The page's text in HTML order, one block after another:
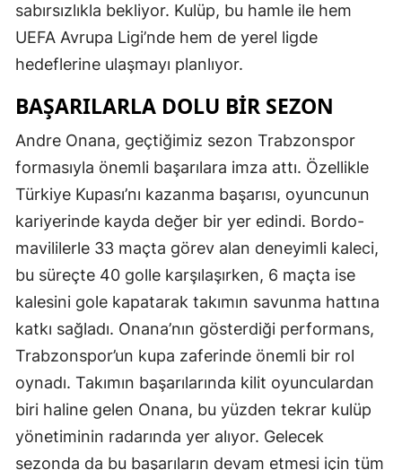
sabırsızlıkla bekliyor. Kulüp, bu hamle ile hem
UEFA Avrupa Ligi’nde hem de yerel ligde
hedeflerine ulaşmayı planlıyor.
BAŞARILARLA DOLU BIR SEZON
Andre Onana, geçtiğimiz sezon Trabzonspor
formasıyla önemli başarılara imza attı. Özellikle
Türkiye Kupası’nı kazanma başarısı, oyuncunun
kariyerinde kayda değer bir yer edindi. Bordo-
mavililerle 33 maçta görev alan deneyimli kaleci,
bu süreçte 40 golle karşılaşırken, 6 maçta ise
kalesini gole kapatarak takımın savunma hattına
katkı sağladı. Onana’nın gösterdiği performans,
Trabzonspor’un kupa zaferinde önemli bir rol
oynadı. Takımın başarılarında kilit oyunculardan
biri haline gelen Onana, bu yüzden tekrar kulüp
yönetiminin radarında yer alıyor. Gelecek
sezonda da bu başarıların devam etmesi için tüm